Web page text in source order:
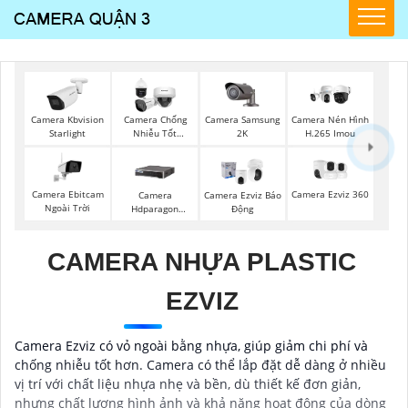
Camera Kbvision
Starlight
Camera Chống
Nhiễu Tốt
Camera Samsung
2K
Camera Nén Hình
H.265 Imou
Camera Ebitcam
Ngoài Trời
Camera
Hdparagon
Camera Ezviz Báo
Động
Camera Ezviz 360
CAMERA NHỰA PLASTIC
EZVIZ
Camera Ezviz có vỏ ngoài bằng nhựa, giúp giảm chi phí và
chống nhiễu tốt hơn. Camera có thể lắp đặt dễ dàng ở nhiều
vị trí với chất liệu nhựa nhẹ và bền, dù thiết kế đơn giản,
nhưng chất lượng hình ảnh và khả năng hoạt động của dòng